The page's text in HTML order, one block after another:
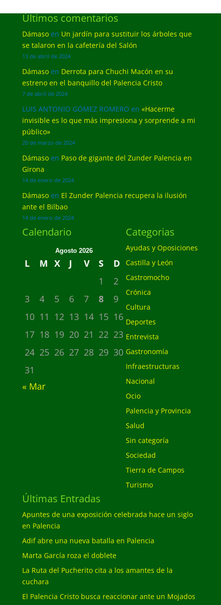
Últimos comentarios
Dámasoen Un jardín para sustituir los árboles que
se talaron en la cafetería del Salón
13 de abril de 2024
Dámasoen Derrota para Chuchi Macón en su
estreno en el banquillo del Palencia Cristo
7 de abril de 2024
LUIS ANTONIO GÓMEZ ROMERO en «Hacerme
invisible es lo que más impresiona y sorprende a mi
público»
20 de marzo de 2024
Dámasoen Paso de gigante del Zunder Palencia en
Girona
14 de enero de 2024
Dámasoen El Zunder Palencia recupera la ilusión
ante el Bilbao
14 de enero de 2024
Calendario
Agosto 2026
L M X J V S
D
1
2
3
4 5 6 7 8
9
10 11 12 13 14 15 16
17 18 19 20 21 22 23
24 25 26 27 28 29 30
31
« Mar
Categorias
Ayudas y Oposiciones
Castilla y León
Castromocho
Crónica
Cultura
Deportes
Entrevista
Gastronomía
Infraestructuras
Nacional
Ocio
Palencia y Provincia
Salud
Sin categoría
Sociedad
Tierra de Campos
Turismo
Últimas Entradas
Apuntes de una exposición celebrada hace un siglo
en Palencia
Adif abre una nueva batalla en Palencia
Marta García roza el doblete
La Ruta del Pucherito cita a los amantes de la
cuchara
El Palencia Cristo busca reaccionar ante un Mojados